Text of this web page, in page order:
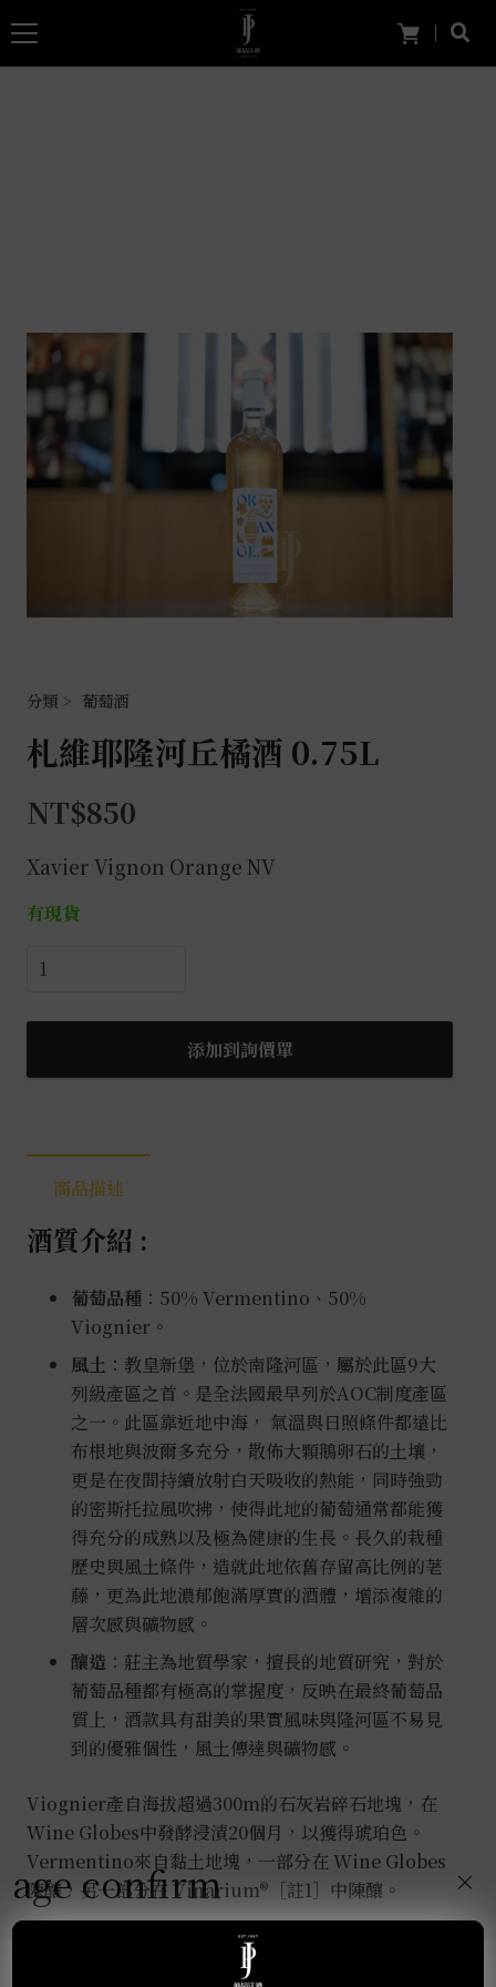
葡萄酒
札維耶隆河丘橘酒 0.75L
NT$850
Xavier Vignon Orange NV
有現貨
札
耶
河
酒
0.75L
量
添加到詢價單
商品描述
酒質介紹 :
葡萄品種 ：50% Vermentino、50%
Viognier。
風土 ：教皇新堡，位於南隆河區，屬於此區9大
列級產區之首。是全法國最早列於AOC制度產區
之一。此區靠近地中海， 氣溫與日照條件都遠比
布根地與波爾多充分，散佈大顆鵝卵石的土壤，
更是在夜間持續放射白天吸收的熱能，同時強勁
的密斯托拉風吹拂，使得此地的葡萄通常都能獲
得充分的成熟以及極為健康的生長。長久的栽種
歷史與風土條件，造就此地依舊存留高比例的荖
藤，更為此地濃郁飽滿厚實的酒體，增添複雜的
層次感與礦物感。
釀造 ：莊主為地質學家，擅長的地質研究，對於
葡萄品種都有極高的掌握度，反映在最終葡萄品
質上，酒款具有甜美的果實風味與隆河區不易見
到的優雅個性，風土傳達與礦物感。
Viognier產自海拔超過300m的石灰岩碎石地塊，在
Wine Globes中發酵浸漬20個月，以獲得琥珀色。
Vermentino來自黏土地塊，一部分在 Wine Globes
陳釀，另一部分在 Vinarium®［註1］中陳釀。
橘酒的起源來自世界上最古老的葡萄酒產區「喬治
亞」，傳統使用陶甕釀造；對於釀造向來具有創新想法
age confirm ×